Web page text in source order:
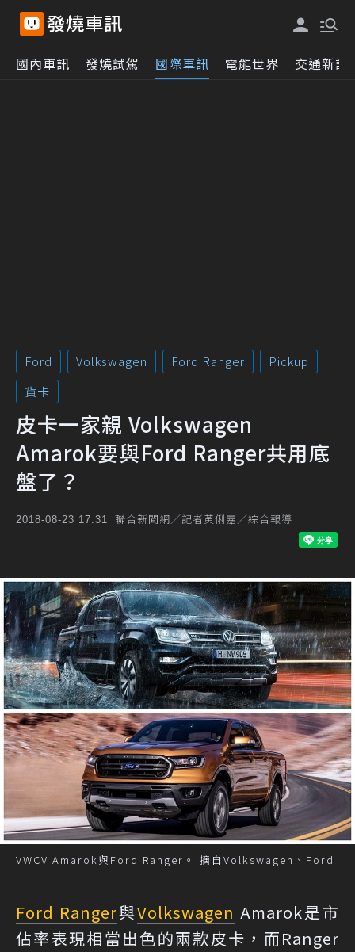
國內車訊 發燒試駕 國際車訊 電能世界 交通新訊
Ford Volkswagen Ford Ranger
Pickup
貨卡
皮卡一家親 Volkswagen
Amarok要與Ford Ranger共用底
盤了？
2018-08-23 17:31 聯合新聞網／記者黃俐嘉／綜合報導
VWCV Amarok與Ford Ranger。 摘自Volkswagen、Ford
Ford Ranger與Volkswagen Amarok是市
佔率表現相當出色的兩款皮卡，而Ranger